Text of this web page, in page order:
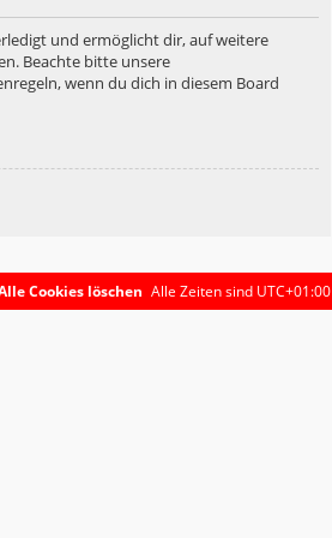
und ermöglicht dir, auf weitere
Beachte bitte unsere
wenn du dich in diesem Board
Alle Zeiten sind UTC+01:00
Cookies löschen